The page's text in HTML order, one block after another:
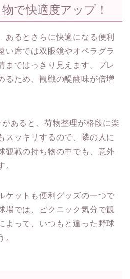
で快適度アップ！
あるとさらに快適になる便利
い席では双眼鏡やオペラグラ
まではっきり見えます。プレ
るため、観戦の醍醐味が倍増
あると、荷物整理が格段に楽
スッキリするので、隣の人に
観戦の持ち物の中でも、意外
ケットも便利グッズの一つで
場では、ピクニック気分で観
よって、いつもと違った野球